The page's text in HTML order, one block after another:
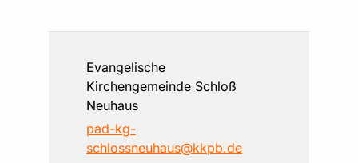
Evangelische
Kirchengemeinde Schloß
Neuhaus
pad-kg-
schlossneuhaus@kkpb.de